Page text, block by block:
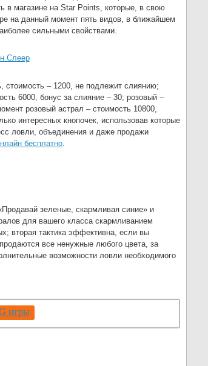
в магазине на Star Points, которые, в свою
на данный момент пять видов, в ближайшем
сильными свойствами.
стоимость – 1200, не подлежит слиянию;
6000, бонус за слияние – 30; розовый –
розовый астрал – стоимость 10800,
интересных кнопочек, использовав которые
ловли, объединения и даже продажи
бесплатно.
зеленые, скармливая синие» и
для вашего класса скармливанием
вторая тактика эффективна, если вы
все ненужные любого цвета, за
возможности ловли необходимого
игры